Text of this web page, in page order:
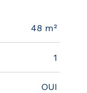
48 m²
1
OUI